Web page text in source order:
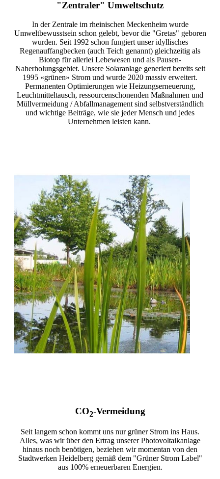
"Zentraler" Umweltschutz
In der Zentrale im rheinischen Meckenheim wurde
Umweltbewusstsein schon gelebt, bevor die "Gretas" geboren
wurden. Seit 1992 schon fungiert unser idyllisches
Regenauffangbecken (auch Teich genannt) gleichzeitig als
Biotop für allerlei Lebewesen und als Pausen-
Naherholungsgebiet. Unsere Solaranlage generiert bereits seit
1995 «grünen» Strom und wurde 2020 massiv erweitert.
Permanenten Optimierungen wie Heizungserneuerung,
Leuchtmitteltausch, ressourcenschonenden Maßnahmen und
Müllvermeidung / Abfallmanagement sind selbstverständlich
und wichtige Beiträge, wie sie jeder Mensch und jedes
Unternehmen leisten kann.
CO2-Vermeidung
Seit langem schon kommt uns nur grüner Strom ins Haus.
Alles, was wir über den Ertrag unserer Photovoltaikanlage
hinaus noch benötigen, beziehen wir momentan von den
Stadtwerken Heidelberg gemäß dem "Grüner Strom Label"
aus 100% erneuerbaren Energien.